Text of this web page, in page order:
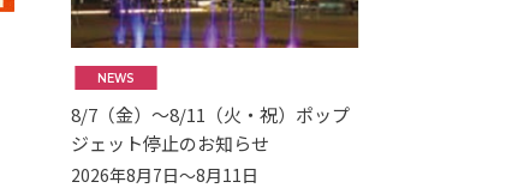
NEWS
8/7（金）～8/11（火・祝）ポップ
ジェット停止のお知らせ
2026年8月7日～8月11日